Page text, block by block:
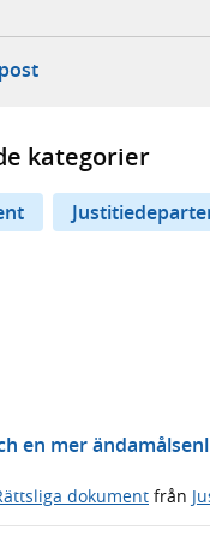
webbplats,
i ny flik, extern
- öppnar din e-
kategorier
en mer
dokument från